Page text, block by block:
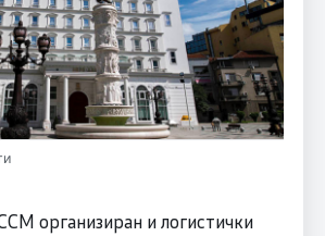
организиран и логистички